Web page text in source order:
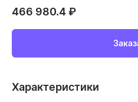
466 980.4₽
Характеристики